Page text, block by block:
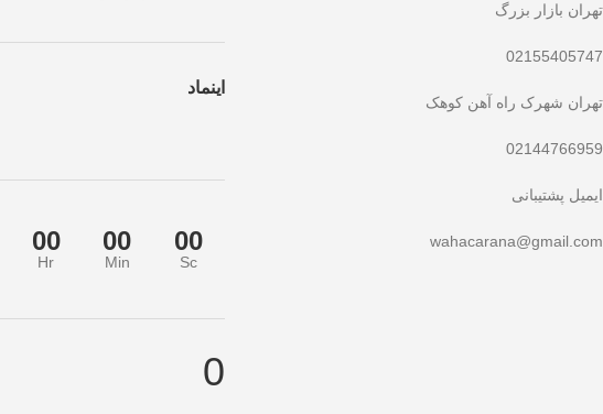
تهران بازار بزرگ
02155405747
تهران شهرک راه آهن کوهک
02144766959
ایمیل پشتیبانی
wahacarana@gmail.com
اینماد
00
Hr
00
Min
00
Sc
0
ویژه صرفاً مختص خریدهای امروز است. برای دریافت بهترین قیمت با بالاترین تخفیف، همین